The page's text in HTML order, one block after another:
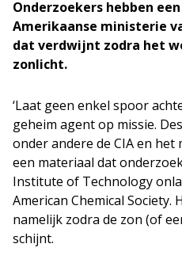
Onderzoekers hebben
Amerikaanse ministerie
dat verdwijnt zodra het
zonlicht.
‘Laat geen enkel spoor
geheim agent op missie.
onder andere de CIA en
een materiaal dat
Institute of Technology
American Chemical
namelijk zodra de zon (of
schijnt.